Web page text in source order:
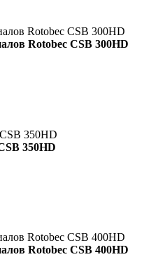
Rotobec CSB 300HD
350HD
Rotobec CSB 400HD